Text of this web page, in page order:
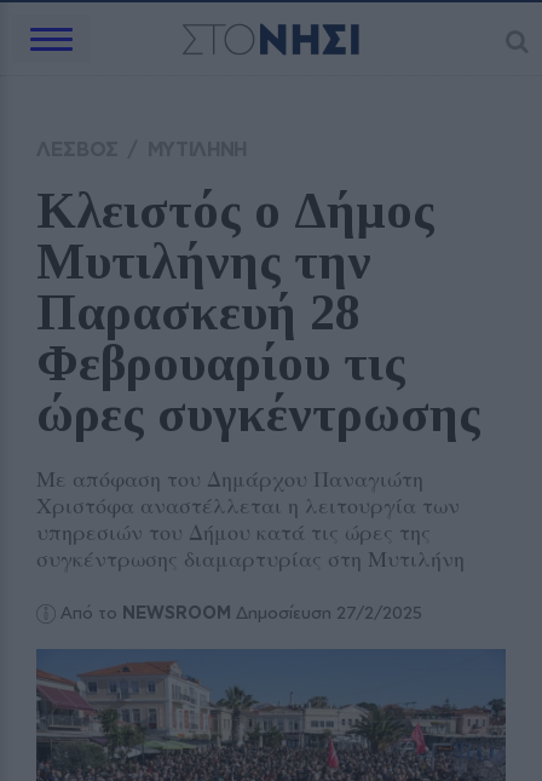
Κλειστός ο Δήμος
Μυτιλήνης την
Παρασκευή 28
Φεβρουαρίου τις
ώρες συγκέντρωσης
Με απόφαση του Δημάρχου Παναγιώτη
Χριστόφα αναστέλλεται η λειτουργία των
υπηρεσιών του Δήμου κατά τις ώρες της
συγκέντρωσης διαμαρτυρίας στη Μυτιλήνη
Από το NEWSROOM Δημοσίευση 27/2/2025